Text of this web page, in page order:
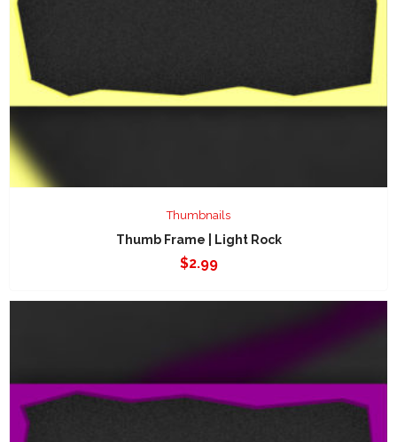
Thumbnails
Thumb Frame | Light Rock
$2.99